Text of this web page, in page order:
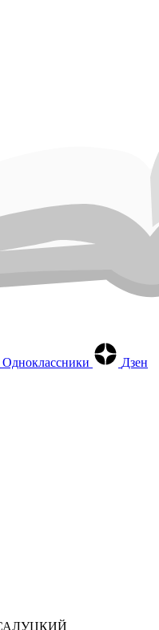
Одноклассники
Дзен